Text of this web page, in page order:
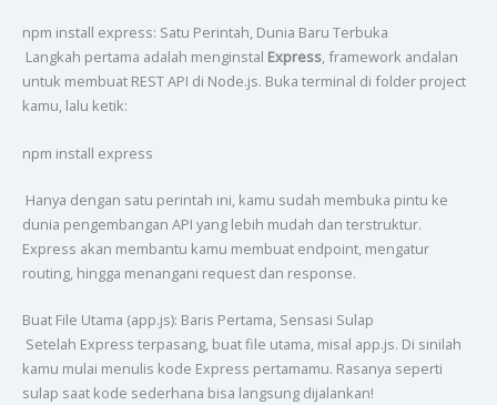
npm install express: Satu Perintah, Dunia Baru Terbuka
Langkah pertama adalah menginstal Express, framework andalan
untuk membuat REST API di Node.js. Buka terminal di folder project
kamu, lalu ketik:
npm install express
Hanya dengan satu perintah ini, kamu sudah membuka pintu ke
dunia pengembangan API yang lebih mudah dan terstruktur.
Express akan membantu kamu membuat endpoint, mengatur
routing, hingga menangani request dan response.
Buat File Utama (app.js): Baris Pertama, Sensasi Sulap
Setelah Express terpasang, buat file utama, misal app.js. Di sinilah
kamu mulai menulis kode Express pertamamu. Rasanya seperti
sulap saat kode sederhana bisa langsung dijalankan!